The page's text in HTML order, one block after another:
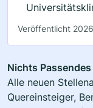
Veröffentlicht
Nichts Passendes
Alle neuen
Quereinsteiger,